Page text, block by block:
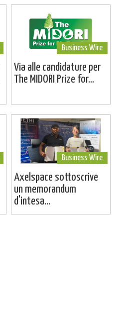
Business Wire
Via alle candidature per
The MIDORI Prize for...
Business Wire
Axelspace sottoscrive
un memorandum
d'intesa...